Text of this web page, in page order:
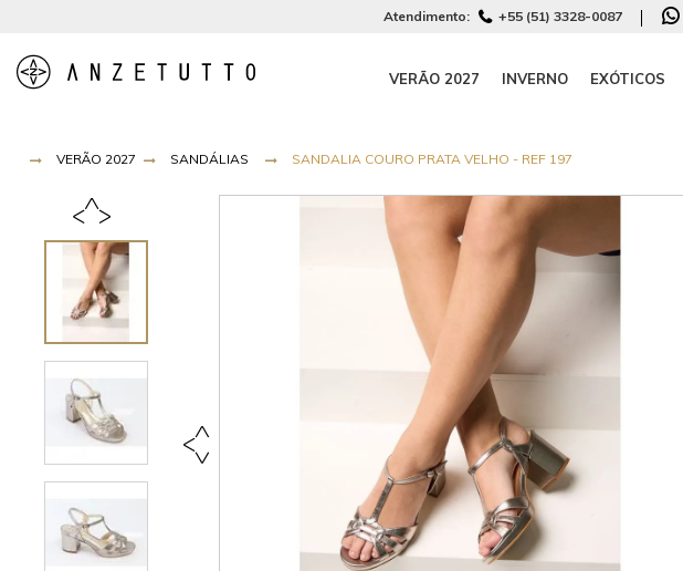
Atendimento: +55 (51) 3328-0087
VERÃO 2027 INVERNO EXÓTICOS
VERÃO 2027 SANDÁLIAS SANDALIA COURO PRATA VELHO - REF 197